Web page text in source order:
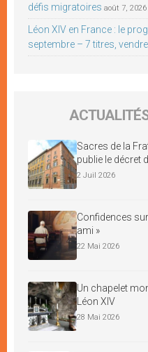
défis migratoires août 7, 2026
Léon XIV en France : le
septembre – 7 titres,
Sacres de la
publie le décret
2 Juil 2026
Confidences
ami »
22 Mai 2026
Un chapelet
Léon XIV
28 Mai 2026